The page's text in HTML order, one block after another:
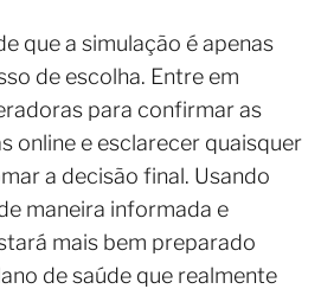
que a simulação é apenas
de escolha. Entre em
para confirmar as
online e esclarecer quaisquer
a decisão final. Usando
maneira informada e
mais bem preparado
de saúde que realmente